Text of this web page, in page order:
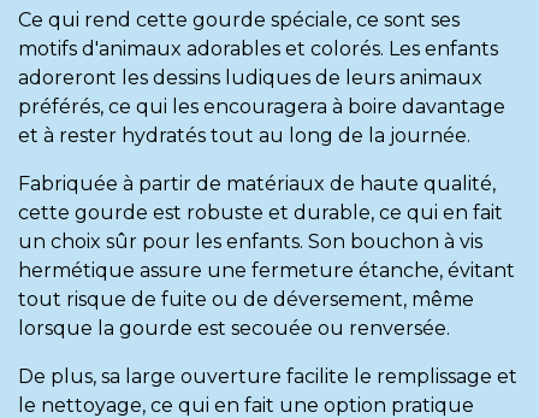
Ce qui rend cette gourde spéciale, ce sont ses
motifs d'animaux adorables et colorés. Les enfants
adoreront les dessins ludiques de leurs animaux
préférés, ce qui les encouragera à boire davantage
et à rester hydratés tout au long de la journée.
Fabriquée à partir de matériaux de haute qualité,
cette gourde est robuste et durable, ce qui en fait
un choix sûr pour les enfants. Son bouchon à vis
hermétique assure une fermeture étanche, évitant
tout risque de fuite ou de déversement, même
lorsque la gourde est secouée ou renversée.
De plus, sa large ouverture facilite le remplissage et
le nettoyage, ce qui en fait une option pratique